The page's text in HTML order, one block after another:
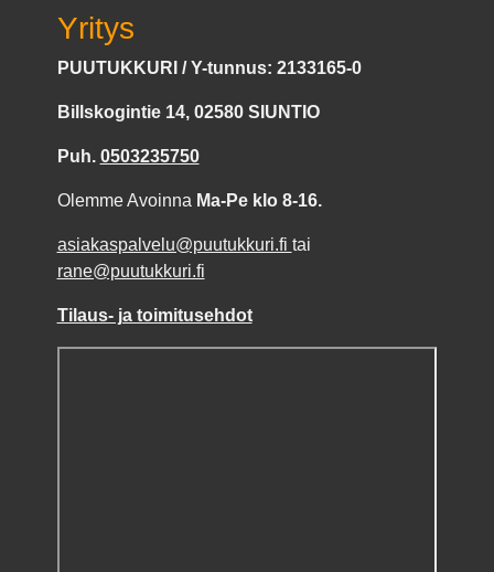
Yritys
PUUTUKKURI / Y-tunnus: 2133165-0
Billskogintie 14, 02580 SIUNTIO
Puh. 0503235750
Olemme Avoinna Ma-Pe klo 8-16.
asiakaspalvelu@puutukkuri.fi tai
rane@puutukkuri.fi
Tilaus- ja toimitusehdot